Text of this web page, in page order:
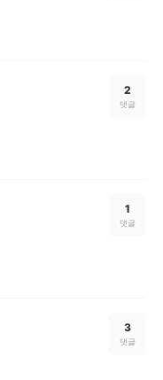
2
댓글
1
댓글
3
댓글